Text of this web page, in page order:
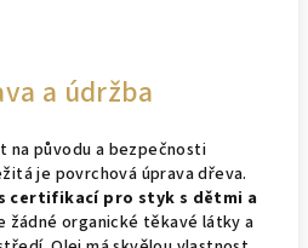
a údržba
na původu a bezpečnosti
je povrchová úprava dřeva.
certifikací pro styk s dětmi a
žádné organické těkavé látky a